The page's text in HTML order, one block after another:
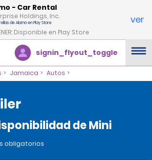
- Car Rental
Holdings, Inc.
Disponible en Play Store
ver
signin_flyout_toggle
Jamaica Autos
de Mini
obligatorios